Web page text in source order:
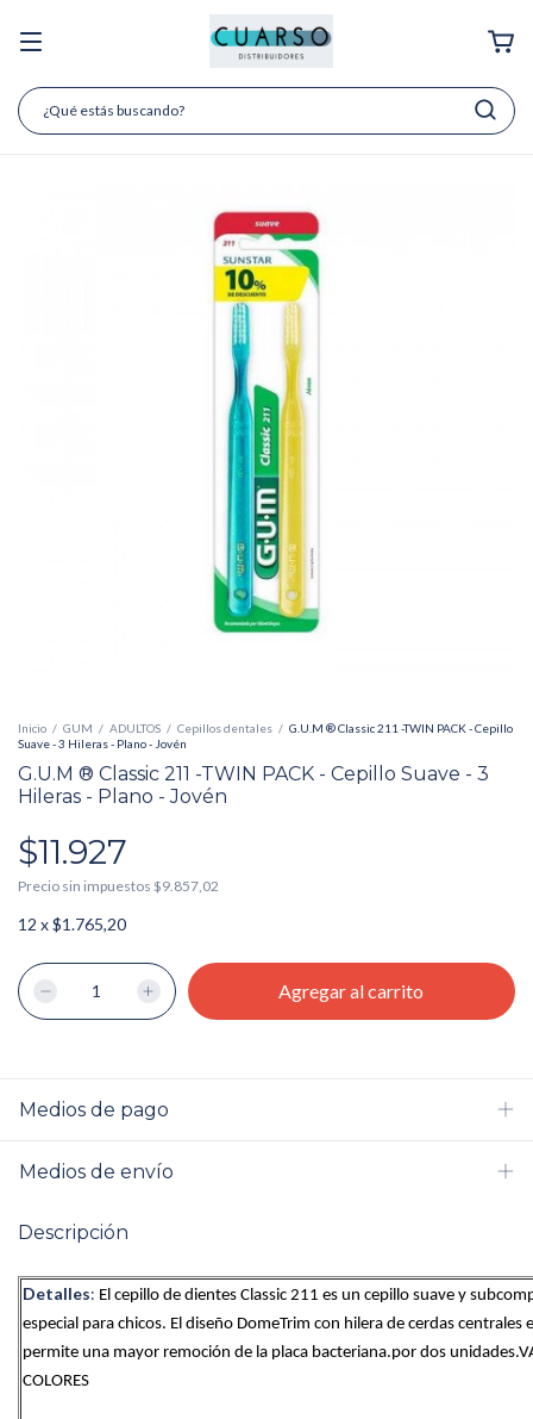
Inicio / GUM / ADULTOS / Cepillos dentales / G.U.M ® Classic 211 -TWIN PACK - Cepillo
Suave - 3 Hileras - Plano - Jovén
G.U.M ® Classic 211 -TWIN PACK - Cepillo Suave - 3
Hileras - Plano - Jovén
$11.927
Precio sin impuestos $9.857,02
12 x$1.765,20
Medios de pago
Medios de envío
Descripción
Detalles: El cepillo de dientes Classic 211 es un cepillo suave y
especial para chicos. El diseño DomeTrim con hilera de cerdas centrales
permite una mayor remoción de la placa bacteriana.por dos
COLORES